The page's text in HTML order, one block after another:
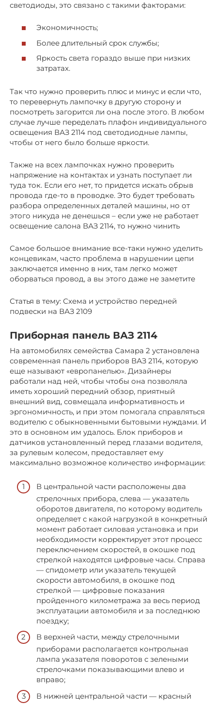
светодиоды, это связано с такими факторами:
Экономичность;
Более длительный срок службы;
Яркость света гораздо выше при низких
затратах.
Так что нужно проверить плюс и минус и если что,
то перевернуть лампочку в другую сторону и
посмотреть загорится ли она после этого. В любом
случае лучше переделать плафон индивидуального
освещения ВАЗ 2114 под светодиодные лампы,
чтобы от него было больше яркости.
Также на всех лампочках нужно проверить
напряжение на контактах и узнать поступает ли
туда ток. Если его нет, то придется искать обрыв
провода где-то в проводке. Это будет требовать
разбора определенных деталей машины, но от
этого никуда не денешься – если уже не работает
освещение салона ВАЗ 2114, то нужно чинить
Самое большое внимание все-таки нужно уделить
концевикам, часто проблема в нарушении цепи
заключается именно в них, там легко может
оборваться провод, а вы этого даже не заметите
Статья в тему: Схема и устройство передней
подвески на ВАЗ 2109
Приборная панель ВАЗ 2114
На автомобилях семейства Самара 2 установлена
современная панель приборов ВАЗ 2114, которую
еще называют «европанелью». Дизайнеры
работали над ней, чтобы чтобы она позволяла
иметь хороший передний обзор, приятный
внешний вид, совмещала информативность и
эргономичность, и при этом помогала справляться
водителю с обыкновенными бытовыми нуждами. И
это в основном им удалось. Блок приборов и
датчиков установленный перед глазами водителя,
за рулевым колесом, предоставляет ему
максимально возможное количество информации:
В центральной части расположены два
стрелочных прибора, слева — указатель
оборотов двигателя, по которому водитель
определяет с какой нагрузкой в конкретный
момент работает силовая установка и при
необходимости корректирует этот процесс
переключением скоростей, в окошке под
стрелкой находятся цифровые часы. Справа
— спидометр или указатель текущей
скорости автомобиля, в окошке под
стрелкой — цифровые показания
пройденного километража за весь период
эксплуатации автомобиля и за последнюю
поездку;
В верхней части, между стрелочными
приборами располагается контрольная
лампа указателя поворотов с зелеными
стрелочками показывающими влево и
вправо;
В нижней центральной части — красный